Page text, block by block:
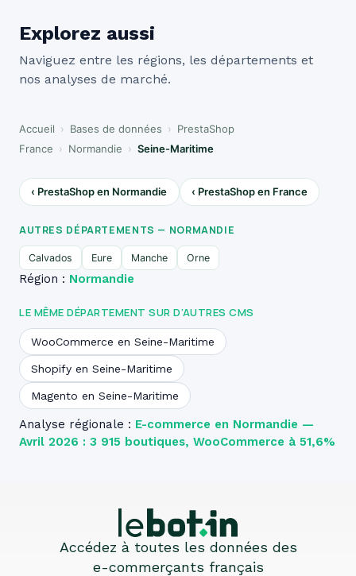
Explorez aussi
Naviguez entre les régions, les départements et
nos analyses de marché.
Accueil › Bases de données › PrestaShop
France › Normandie › Seine-Maritime
‹ PrestaShop en Normandie ‹ PrestaShop en France
AUTRES DÉPARTEMENTS — NORMANDIE
Calvados Eure Manche Orne
Région : Normandie
LE MÊME DÉPARTEMENT SUR D’AUTRES CMS
WooCommerce en Seine-Maritime
Shopify en Seine-Maritime
Magento en Seine-Maritime
Analyse régionale : E-commerce en Normandie —
Avril 2026 : 3 915 boutiques, WooCommerce à 51,6%
Accédez à toutes les données des
e-commerçants français